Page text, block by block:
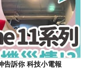
告訴你 科技小電報